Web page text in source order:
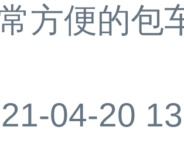
方便的包
04-20